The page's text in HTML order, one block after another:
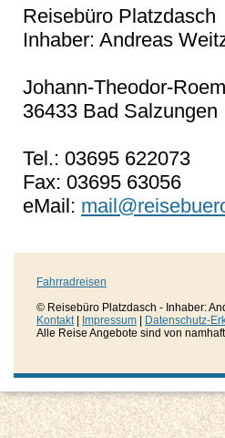
Reisebüro Platzdasch
Inhaber: Andreas
Johann-Theodor-
36433 Bad Salzungen
Tel.: 03695 622073
Fax: 03695 63056
eMail:
Fahrradreisen
© Reisebüro Platzdasch - Inhaber:
Kontakt| Impressum
Datenschutz-
Alle Reise Angebote sind von